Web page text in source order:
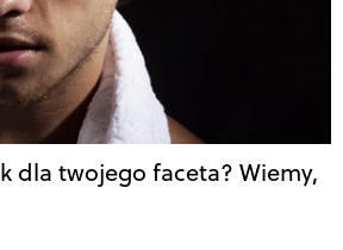
dla twojego faceta? Wiemy,